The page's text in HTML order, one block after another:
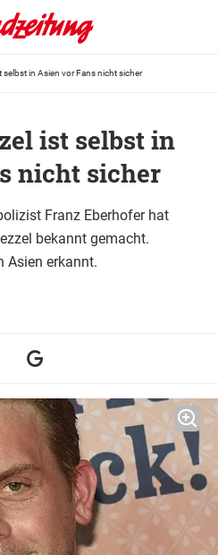
selbst in Asien vor Fans nicht sicher
ist selbst in
nicht sicher
Franz Eberhofer hat
bekannt gemacht.
Asien erkannt.